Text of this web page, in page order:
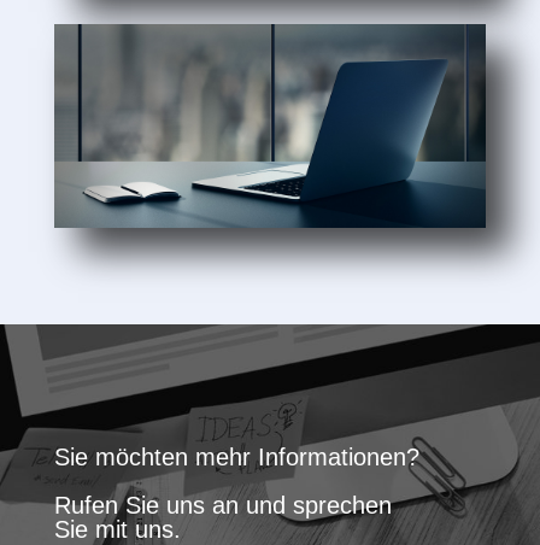
Sie möchten mehr Informationen?
Rufen Sie uns an und sprechen
Sie mit uns.